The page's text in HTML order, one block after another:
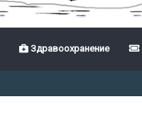
Здравоохранение